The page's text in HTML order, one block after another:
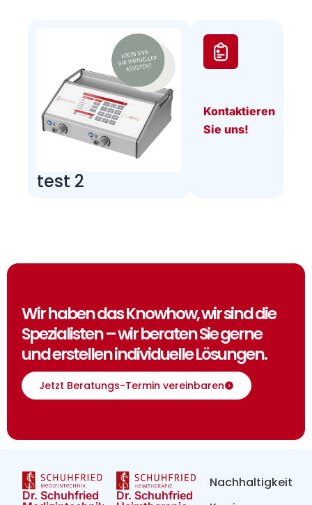
test 2
Kontaktieren
Sie uns!
Wir haben das Knowhow, wir sind die
Spezialisten – wir beraten Sie gerne
und erstellen individuelle Lösungen.
Jetzt Beratungs-Termin vereinbaren
Dr. Schuhfried
Dr. Schuhfried
Nachhaltigkeit